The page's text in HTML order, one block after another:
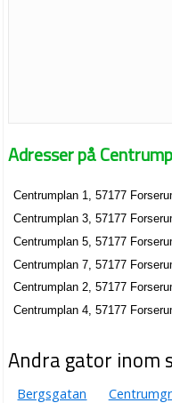
Adresser på
Centrumplan 1, 57177
Centrumplan 3, 57177
Centrumplan 5, 57177
Centrumplan 7, 57177
Centrumplan 2, 57177
Centrumplan 4, 57177
Andra gator inom
Bergsgatan